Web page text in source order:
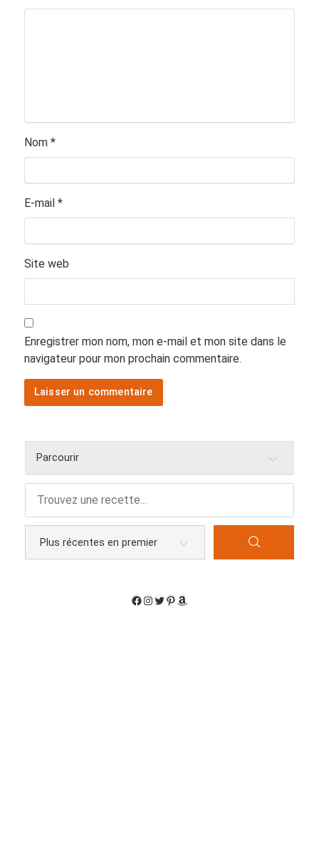
Nom *
E-mail *
Site web
Enregistrer mon nom, mon e-mail et mon site dans le
navigateur pour mon prochain commentaire.
Parcourir